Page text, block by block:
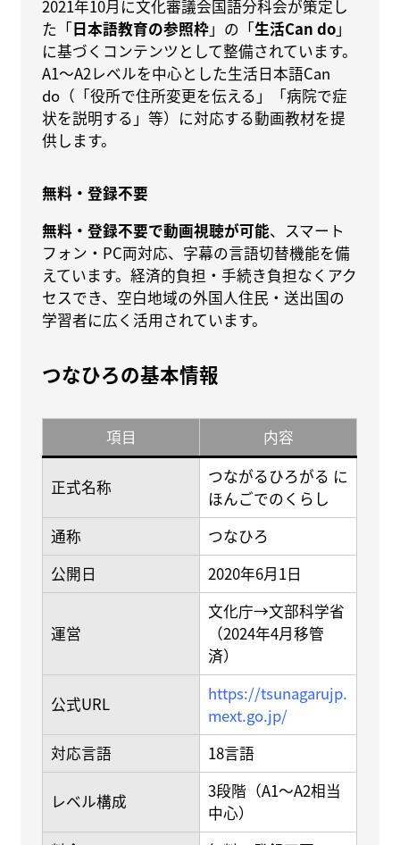
2021年10月に文化審議会国語分科会が策定し
た「日本語教育の参照枠」の「生活Can do」
に基づくコンテンツとして整備されています。
A1〜A2レベルを中心とした生活日本語Can
do（「役所で住所変更を伝える」「病院で症
状を説明する」等）に対応する動画教材を提
供します。
無料・登録不要
無料・登録不要で動画視聴が可能、スマート
フォン・PC両対応、字幕の言語切替機能を備
えています。経済的負担・手続き負担なくアク
セスでき、空白地域の外国人住民・送出国の
学習者に広く活用されています。
つなひろの基本情報
項目 内容
正式名称
つながるひろがる に
ほんごでのくらし
通称
つなひろ
公開日
2020年6月1日
運営
文化庁→文部科学省
（2024年4月移管
済）
公式URL
https://tsunagarujp.
mext.go.jp/
対応言語
18言語
レベル構成
3段階（A1〜A2相当
中心）